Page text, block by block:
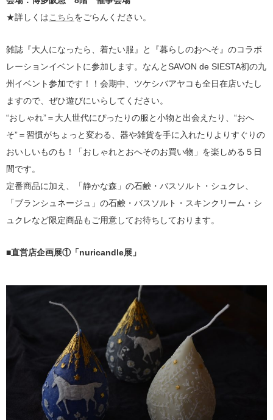
★詳しくはこちらをごらんください。
雑誌『大人になったら、着たい服』と『暮らしのおへそ』のコラボ
レーションイベントに参加します。なんとSAVON de SIESTA初の九
州イベント参加です！！会期中、ツケシバアヤコも全日在店いたし
ますので、ぜひ遊びにいらしてください。
“おしゃれ”＝大人世代にぴったりの服と小物と出会えたり、“おへ
そ”＝習慣がちょっと変わる、器や雑貨を手に入れたりよりすぐりの
おいしいものも！「おしゃれとおへそのお買い物」を楽しめる５日
間です。
定番商品に加え、「静かな森」の石鹸・バスソルト・シュクレ、
「ブランシュネージュ」の石鹸・バスソルト・スキンクリーム・シ
ュクレなど限定商品もご用意してお待ちしております。
■直営店企画展①「nuricandle展」